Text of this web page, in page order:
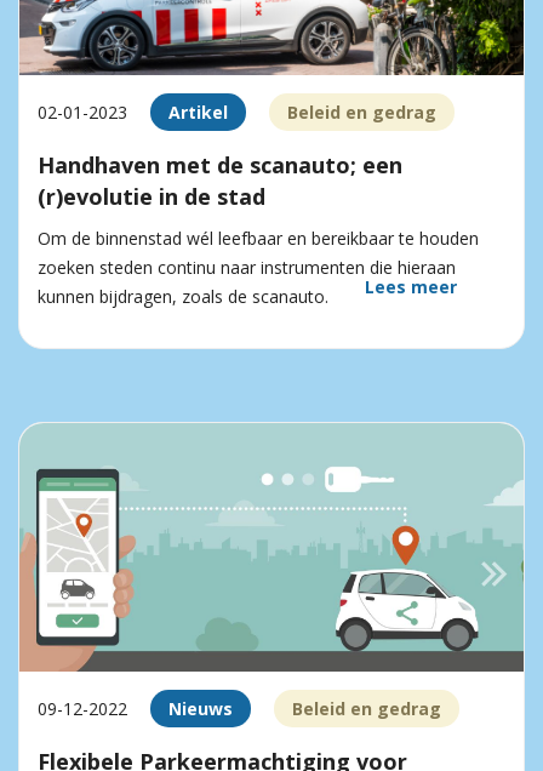
02-01-2023 Artikel Beleid en gedrag
Handhaven met de scanauto; een
(r)evolutie in de stad
Om de binnenstad wél leefbaar en bereikbaar te houden
zoeken steden continu naar instrumenten die hieraan
kunnen bijdragen, zoals de scanauto.
Lees meer
09-12-2022 Nieuws Beleid en gedrag
Flexibele Parkeermachtiging voor